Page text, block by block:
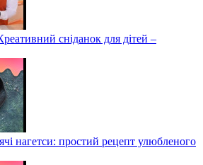
сніданок для дітей –
нагетси: простий рецепт улюбленого